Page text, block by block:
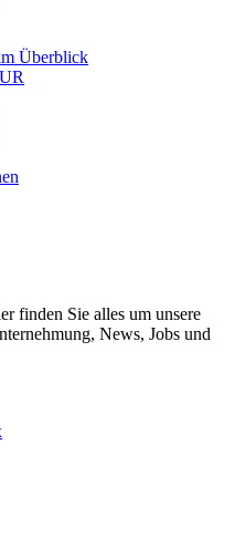
Überblick
finden Sie alles um unsere
News, Jobs und